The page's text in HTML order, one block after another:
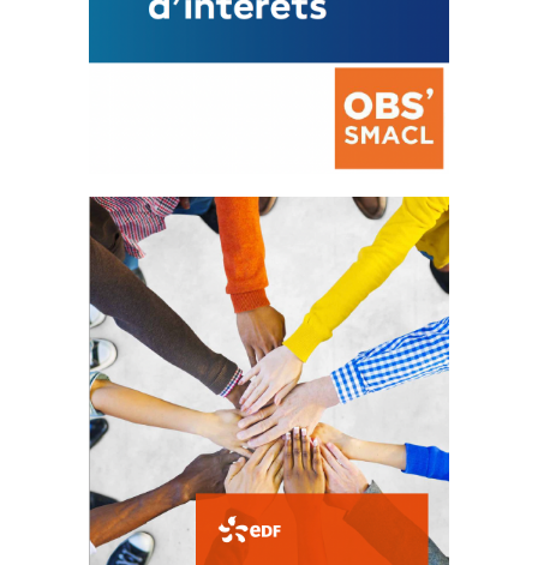
La prévention des conflits
d’intérêts
18 septembre 2023
FEUILLETER